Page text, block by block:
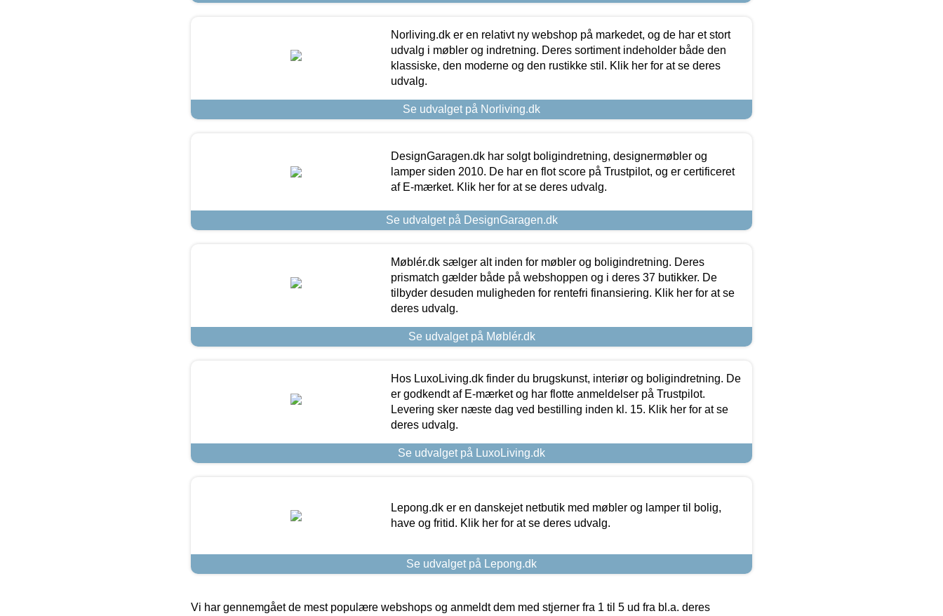
Norliving.dk er en relativt ny webshop på markedet, og de har et stort
udvalg i møbler og indretning. Deres sortiment indeholder både den
klassiske, den moderne og den rustikke stil. Klik her for at se deres
udvalg.
Se udvalget på Norliving.dk
DesignGaragen.dk har solgt boligindretning, designermøbler og
lamper siden 2010. De har en flot score på Trustpilot, og er certificeret
af E-mærket. Klik her for at se deres udvalg.
Se udvalget på DesignGaragen.dk
Møblér.dk sælger alt inden for møbler og boligindretning. Deres
prismatch gælder både på webshoppen og i deres 37 butikker. De
tilbyder desuden muligheden for rentefri finansiering. Klik her for at se
deres udvalg.
Se udvalget på Møblér.dk
Hos LuxoLiving.dk finder du brugskunst, interiør og boligindretning. De
er godkendt af E-mærket og har flotte anmeldelser på Trustpilot.
Levering sker næste dag ved bestilling inden kl. 15. Klik her for at se
deres udvalg.
Se udvalget på LuxoLiving.dk
Lepong.dk er en danskejet netbutik med møbler og lamper til bolig,
have og fritid. Klik her for at se deres udvalg.
Se udvalget på Lepong.dk
Vi har gennemgået de mest populære webshops og anmeldt dem med stjerner fra 1 til 5 ud fra bl.a. deres